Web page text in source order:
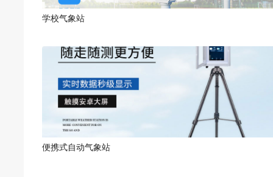
学校气象站
便携式自动气象站